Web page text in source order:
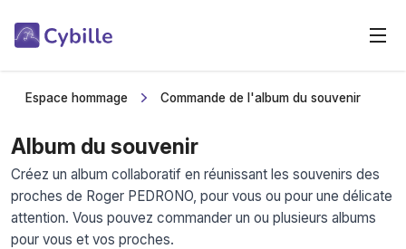
Espace hommage Commande de l'album du souvenir
Album du souvenir
Créez un album collaboratif en réunissant les souvenirs des
proches de Roger PEDRONO, pour vous ou pour une délicate
attention. Vous pouvez commander un ou plusieurs albums
pour vous et vos proches.